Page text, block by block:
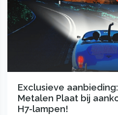
Exclusieve
Metalen Plaat bij
H7-lampen!